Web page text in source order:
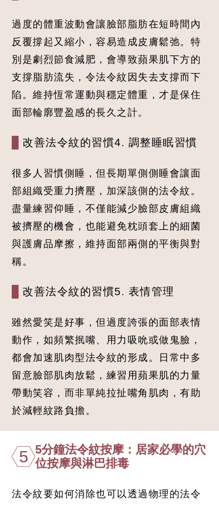
過度的體重波動會讓臉部脂肪在短時間內
反覆撐起又縮小，容易造成皮膚鬆弛。特
別是劇烈節食減肥，會導致蘋果肌下方的
支撐脂肪流失，令法令紋因失去支撐而下
陷。維持恆常運動與穩定體重，才是保住
面部輪廓豐盈感的長久之計。
改善法令紋的習慣4. 調整睡眠習慣
很多人習慣側睡，但長期單側側睡會讓面
部組織受重力擠壓，加深該側的法令紋。
盡量練習仰睡，不僅能減少臉部皮膚組織
被擠壓的機會，也能避免枕頭套上的細菌
與護膚品摩擦，維持面部兩側的平衡與對
稱。
改善法令紋的習慣5. 表情管理
雖然愛笑是好事，但過度誇張的面部表情
動作，如頻繁抿嘴、用力吸吮或做鬼臉，
都會加速肌肉型法令紋的形成。日常中多
留意臉部肌肉放鬆，練習用蘋果肌的力量
帶動笑容，而非單純拉扯嘴角肌肉，有助
於減輕紋路負擔。
5 5分鐘法令紋按摩：居家必學的穴
位按摩與淋巴排毒
法令紋要如何消除也可以透過物理的法令